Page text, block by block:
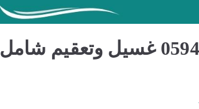
تنظيف مجالس بالمدينة المنورة 0594362911 غسيل وتعقيم شامل